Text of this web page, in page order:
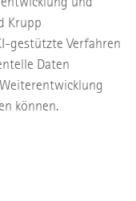
Krupp
gestützte Verfahren
Daten
können.